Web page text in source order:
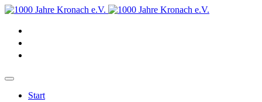
Start